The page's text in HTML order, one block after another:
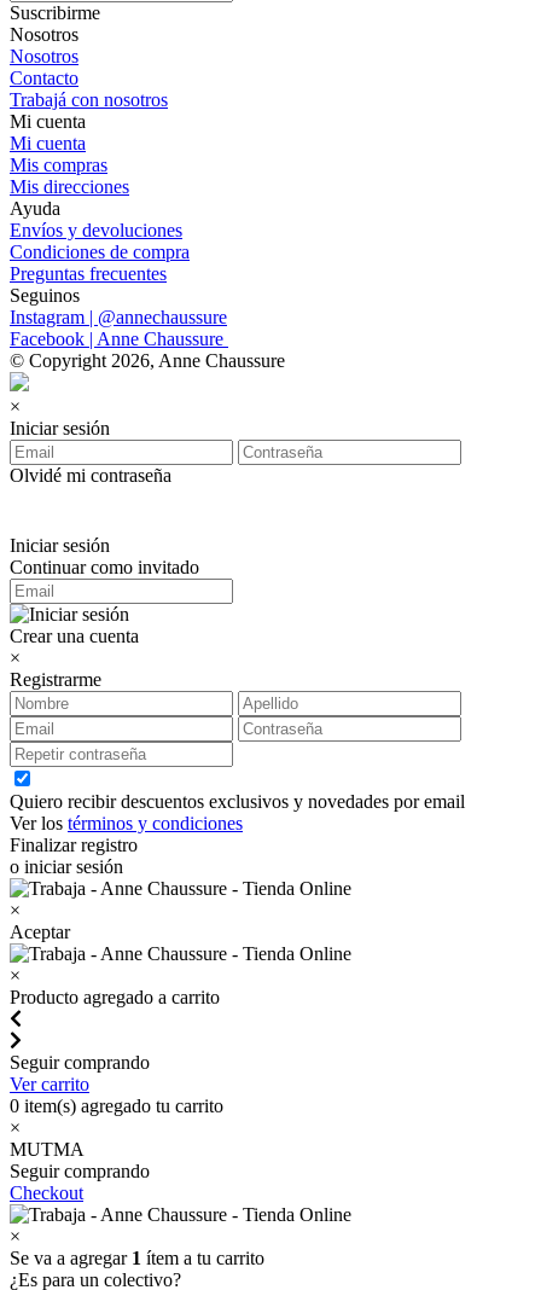
Suscribirme
Nosotros
Nosotros
Contacto
Trabajá con nosotros
Mi cuenta
Mi cuenta
Mis compras
Mis direcciones
Ayuda
Envíos y devoluciones
Condiciones de compra
Preguntas frecuentes
Seguinos
Instagram | @annechaussure
Facebook | Anne Chaussure
© Copyright 2026, Anne Chaussure
×
Iniciar sesión
Olvidé mi contraseña
Iniciar sesión
Continuar como invitado
Crear una cuenta
×
Registrarme
Quiero recibir descuentos exclusivos y novedades por email
Ver los términos y condiciones
Finalizar registro
o iniciar sesión
×
Aceptar
×
Producto agregado a carrito
Seguir comprando
Ver carrito
0 item(s) agregado tu carrito
×
MUTMA
Seguir comprando
Checkout
×
Se va a agregar 1 ítem a tu carrito
¿Es para un colectivo?